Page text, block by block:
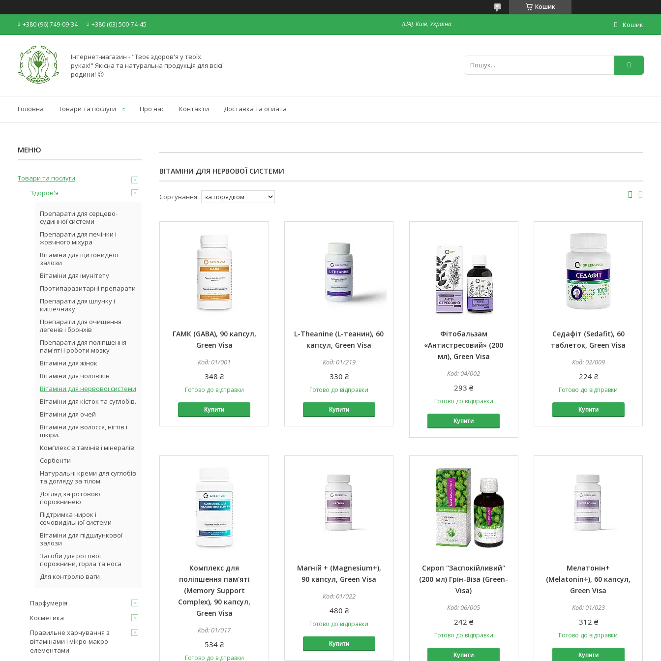
Кошик
+380 (96) 749-09-34 +380 (63) 500-74-45 (UA), Київ, Україна Кошик
Інтернет-магазин - "Твоє здоров'я у твоїх
руках!" Якісна та натуральна продукція для всієї
родини! 😉
Головна Товари та послуги Про нас Контакти Доставка та оплата
ВІТАМІНИ ДЛЯ НЕРВОВОЇ СИСТЕМИ
ГАМК (GABA), 90 капсул,
Green Visa
01/001
348 ₴
Готово до відправки
Купити
L-Theanine (L-теанин), 60
капсул, Green Visa
01/219
330 ₴
Готово до відправки
Купити
Фітобальзам
«Антистресовий» (200
мл), Green Visa
04/002
293 ₴
Готово до відправки
Купити
Седафіт (Sedafit), 60
таблеток, Green Visa
02/009
224 ₴
Готово до відправки
Купити
Комплекс для
поліпшення пам'яті
(Memory Support
Complex), 90 капсул,
Green Visa
01/017
534 ₴
Готово до відправки
Магній + (Magnesium+),
90 капсул, Green Visa
01/022
480 ₴
Готово до відправки
Купити
Сироп "Заспокійливий"
(200 мл) Грін-Віза (Green-
Visa)
06/005
242 ₴
Готово до відправки
Купити
Мелатонін+
(Melatonin+), 60 капсул,
Green Visa
01/023
312 ₴
Готово до відправки
Купити
Товари та послуги
Здоров'я
Препарати для серцево-
судинної системи
Препарати для печінки і
жовчного міхура
Вітаміни для щитовидної
залози
Вітаміни для імунітету
Протипаразитарні препарати
Препарати для шлунку і
кишечнику
Препарати для очищення
легенів і бронхів
Препарати для поліпшення
пам'яті і роботи мозку
Вітаміни для жінок
Вітаміни для чоловіків
Вітаміни для нервової системи
Вітаміни для кісток та суглобів.
Вітаміни для очей
Вітаміни для волосся, нігтів і
шкіри.
Комплекс вітамінів і мінералів.
Сорбенти
Натуральні креми для суглобів
та догляду за тілом.
Догляд за ротовою
порожнинею
Підтримка нирок і
сечовидільної системи
Вітаміни для підшлункової
залози
Засоби для ротової
порожнини, горла та носа
Для контролю ваги
Парфумерія
Косметика
Правильне харчування з
вітамінами і мікро-макро
елементами